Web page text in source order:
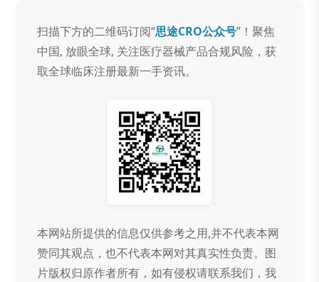
扫描下方的二维码订阅“思途CRO公众号”！聚焦
中国, 放眼全球, 关注医疗器械产品合规风险，获
取全球临床注册最新一手资讯。
本网站所提供的信息仅供参考之用,并不代表本网
赞同其观点，也不代表本网对其真实性负责。图
片版权归原作者所有，如有侵权请联系我们，我